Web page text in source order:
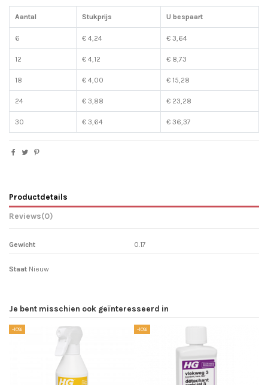
Aantal Stukprijs U bespaart
6 € 4,24 € 3,64
12 € 4,12 € 8,73
18 € 4,00 € 15,28
24 € 3,88 € 23,28
30 € 3,64 € 36,37
Productdetails
Reviews(0)
Gewicht 0.17
Staat Nieuw
Je bent misschien ook geïnteresseerd in
-10% -10%